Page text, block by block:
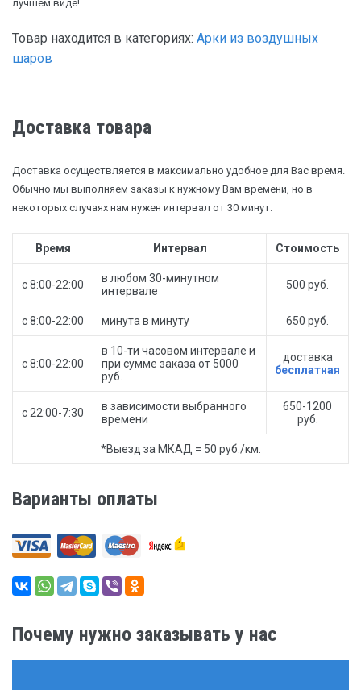
лучшем виде!
Товар находится в категориях: Арки из воздушных
шаров
Доставка товара
Доставка осуществляется в максимально удобное для Вас время.
Обычно мы выполняем заказы к нужному Вам времени, но в
некоторых случаях нам нужен интервал от 30 минут.
Время Интервал Стоимость
с 8:00-22:00
в любом 30-минутном
интервале
500 руб.
с 8:00-22:00 минута в минуту 650 руб.
с 8:00-22:00
в 10-ти часовом интервале и
при сумме заказа от 5000
руб.
доставка
бесплатная
с 22:00-7:30
в зависимости выбранного
времени
650-1200
руб.
*Выезд за МКАД = 50 руб./км.
Варианты оплаты
Почему нужно заказывать у нас